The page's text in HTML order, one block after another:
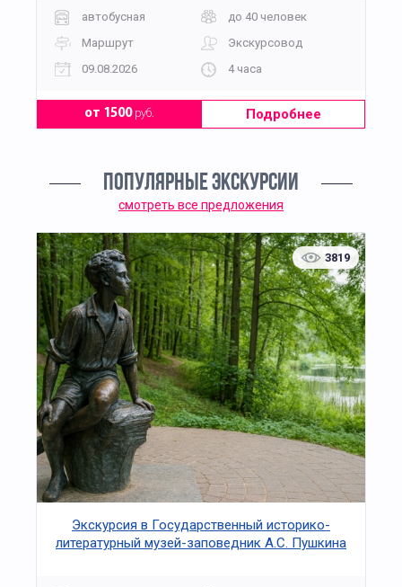
автобусная
до 40 человек
Маршрут
Экскурсовод
09.08.2026
4 часа
от 1500руб. Подробнее
ПОПУЛЯРНЫЕ ЭКСКУРСИИ
смотреть все предложения
3819
Экскурсия в Государственный историко-
литературный музей-заповедник А.С. Пушкина